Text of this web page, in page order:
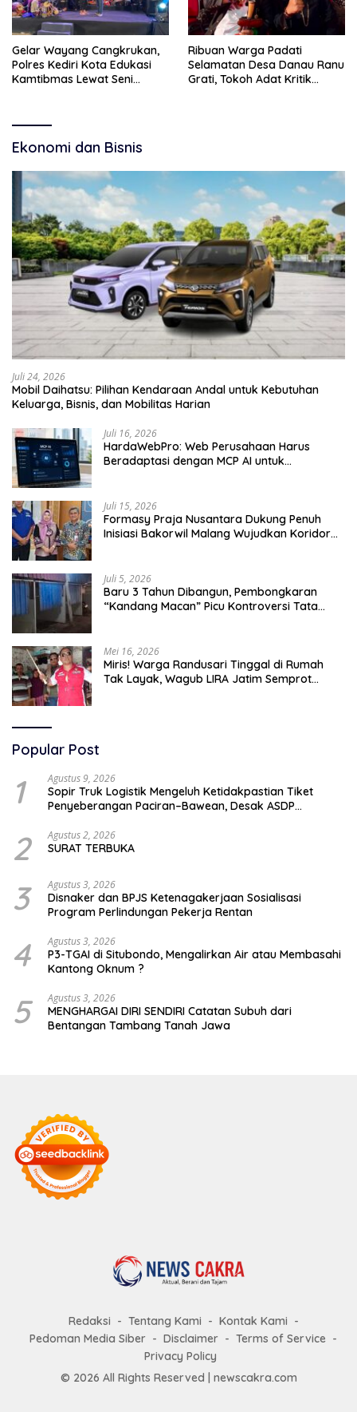
Gelar Wayang Cangkrukan,
Polres Kediri Kota Edukasi
Kamtibmas Lewat Seni
Ribuan Warga Padati
Selamatan Desa Danau Ranu
Grati, Tokoh Adat Kritik
Ekonomi dan Bisnis
Juli 24, 2026
Mobil Daihatsu: Pilihan Kendaraan Andal untuk Kebutuhan
Keluarga, Bisnis, dan Mobilitas Harian
Juli 16, 2026
HardaWebPro: Web Perusahaan Harus
Beradaptasi dengan MCP AI untuk
Juli 15, 2026
Formasy Praja Nusantara Dukung Penuh
Inisiasi Bakorwil Malang Wujudkan Koridor
Juli 5, 2026
Baru 3 Tahun Dibangun, Pembongkaran
“Kandang Macan” Picu Kontroversi Tata
Mei 16, 2026
Miris! Warga Randusari Tinggal di Rumah
Tak Layak, Wagub LIRA Jatim Semprot
Popular Post
1 Agustus 9, 2026
Sopir Truk Logistik Mengeluh Ketidakpastian Tiket
Penyeberangan Paciran–Bawean, Desak ASDP
2 Agustus 2, 2026
SURAT TERBUKA
3 Agustus 3, 2026
Disnaker dan BPJS Ketenagakerjaan Sosialisasi
Program Perlindungan Pekerja Rentan
4 Agustus 3, 2026
P3-TGAI di Situbondo, Mengalirkan Air atau Membasahi
Kantong Oknum ?
5 Agustus 3, 2026
MENGHARGAI DIRI SENDIRI Catatan Subuh dari
Bentangan Tambang Tanah Jawa
Redaksi Tentang Kami
Kontak Kami
Pedoman Media Siber
Disclaimer
Terms of Service
Privacy Policy
© 2026 All Rights Reserved | newscakra.com